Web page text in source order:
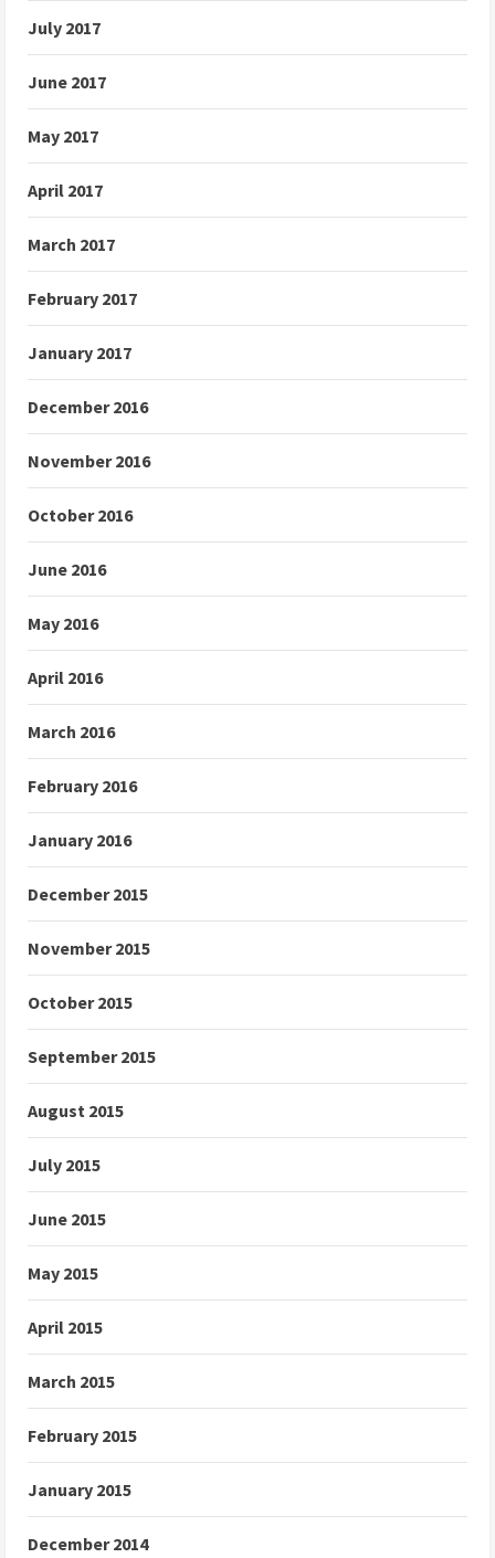
July 2017
June 2017
May 2017
April 2017
March 2017
February 2017
January 2017
December 2016
November 2016
October 2016
June 2016
May 2016
April 2016
March 2016
February 2016
January 2016
December 2015
November 2015
October 2015
September 2015
August 2015
July 2015
June 2015
May 2015
April 2015
March 2015
February 2015
January 2015
December 2014